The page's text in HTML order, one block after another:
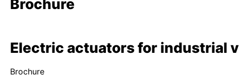
Brochure
Electric actuators for industrial
Brochure